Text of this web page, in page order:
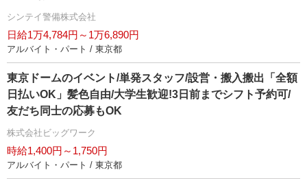
シンテイ警備株式会社
日給1万4,784円～1万6,890円
アルバイト・パート / 東京都
東京ドームのイベント/単発スタッフ/設営・搬入搬出「全額
日払いOK」髪色自由/大学生歓迎!3日前までシフト予約可/
友だち同士の応募もOK
株式会社ビッグワーク
時給1,400円～1,750円
アルバイト・パート / 東京都